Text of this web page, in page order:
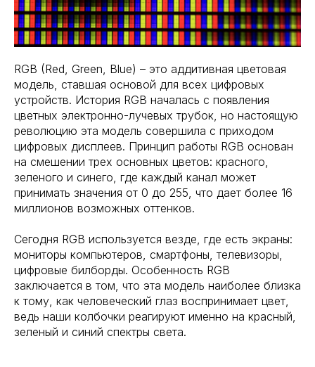
RGB (Red, Green, Blue) – это аддитивная цветовая
модель, ставшая основой для всех цифровых
устройств. История RGB началась с появления
цветных электронно-лучевых трубок, но настоящую
революцию эта модель совершила с приходом
цифровых дисплеев. Принцип работы RGB основан
на смешении трех основных цветов: красного,
зеленого и синего, где каждый канал может
принимать значения от 0 до 255, что дает более 16
миллионов возможных оттенков.
Сегодня RGB используется везде, где есть экраны:
мониторы компьютеров, смартфоны, телевизоры,
цифровые билборды. Особенность RGB
заключается в том, что эта модель наиболее близка
к тому, как человеческий глаз воспринимает цвет,
ведь наши колбочки реагируют именно на красный,
зеленый и синий спектры света.